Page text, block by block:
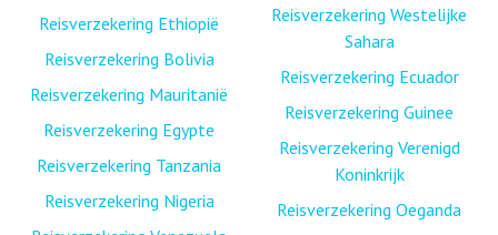
Reisverzekering Ethiopië
Reisverzekering Bolivia
Reisverzekering Mauritanië
Reisverzekering Egypte
Reisverzekering Tanzania
Reisverzekering Nigeria
Reisverzekering Westelijke
Sahara
Reisverzekering Ecuador
Reisverzekering Guinee
Reisverzekering Verenigd
Koninkrijk
Reisverzekering Oeganda